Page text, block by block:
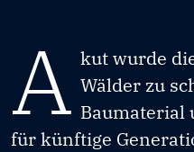
A kut wurde
Wälder zu
Baumaterial
für künftige